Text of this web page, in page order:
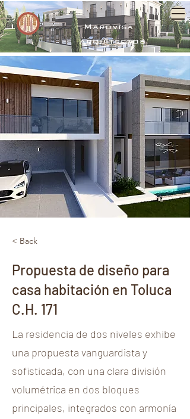
Marovisa
arquitectos
< Back
Propuesta de diseño para
casa habitación en Toluca
C.H. 171
La residencia de dos niveles exhibe
una propuesta vanguardista y
sofisticada, con una clara división
volumétrica en dos bloques
principales, integrados con armonía